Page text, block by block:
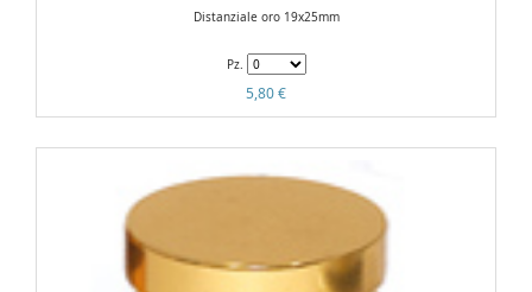
Distanziale oro 19x25mm
Pz.
5,80 €